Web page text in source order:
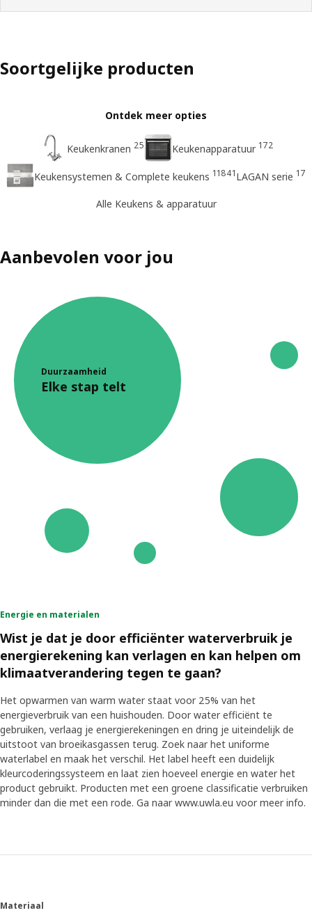
Soortgelijke producten
Ontdek meer opties
Keukenkranen 25 Keukenapparatuur 172
Keukensystemen & Complete keukens 11841LAGAN serie 17
Alle Keukens & apparatuur
Aanbevolen voor jou
Duurzaamheid
Elke stap telt
Energie en materialen
Wist je dat je door efficiënter waterverbruik je
energierekening kan verlagen en kan helpen om
klimaatverandering tegen te gaan?
Het opwarmen van warm water staat voor 25% van het
energieverbruik van een huishouden. Door water efficiënt te
gebruiken, verlaag je energierekeningen en dring je uiteindelijk de
uitstoot van broeikasgassen terug. Zoek naar het uniforme
waterlabel en maak het verschil. Het label heeft een duidelijk
kleurcoderingssysteem en laat zien hoeveel energie en water het
product gebruikt. Producten met een groene classificatie verbruiken
minder dan die met een rode. Ga naar www.uwla.eu voor meer info.
Materiaal